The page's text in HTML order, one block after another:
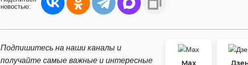
новостью:
Подпишитесь на наши каналы и
получайте самые важные и интересные
Max